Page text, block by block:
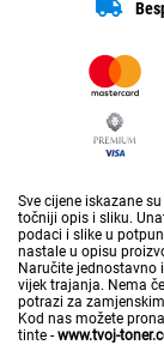
Sve cijene iskazane
točniji opis i sliku.
podaci i slike u
nastale u opisu
Naručite jednostavno
vijek trajanja. Nema
potrazi za
Kod nas možete
tinte - www.tvoj-